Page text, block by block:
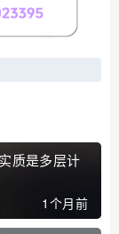
质是多层计
1个月前